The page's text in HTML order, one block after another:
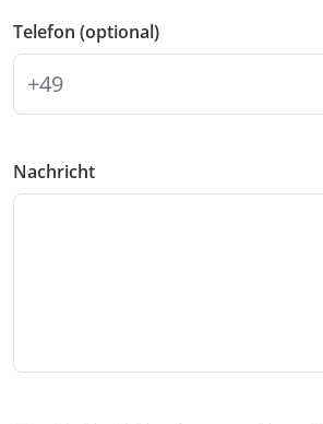
Telefon (optional)
Nachricht